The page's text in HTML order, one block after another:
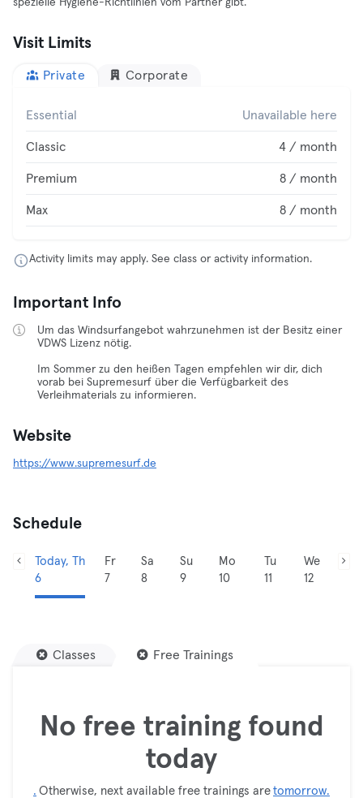
spezielle Hygiene-Richtlinien vom Partner gibt.
Visit Limits
Private Corporate
Essential Unavailable here
Classic 4 / month
Premium 8 / month
Max 8 / month
Activity limits may apply. See class or activity information.
Important Info
Um das Windsurfangebot wahrzunehmen ist der Besitz einer
VDWS Lizenz nötig.
Im Sommer zu den heißen Tagen empfehlen wir dir, dich
vorab bei Supremesurf über die Verfügbarkeit des
Verleihmaterials zu informieren.
Website
https://www.supremesurf.de
Schedule
Today, Th
6
Fr
7
Sa
8
Su
9
Mo
10
Tu
11
We
12
Classes Free Trainings
No free training found
today
. Otherwise, next available free trainings are tomorrow.